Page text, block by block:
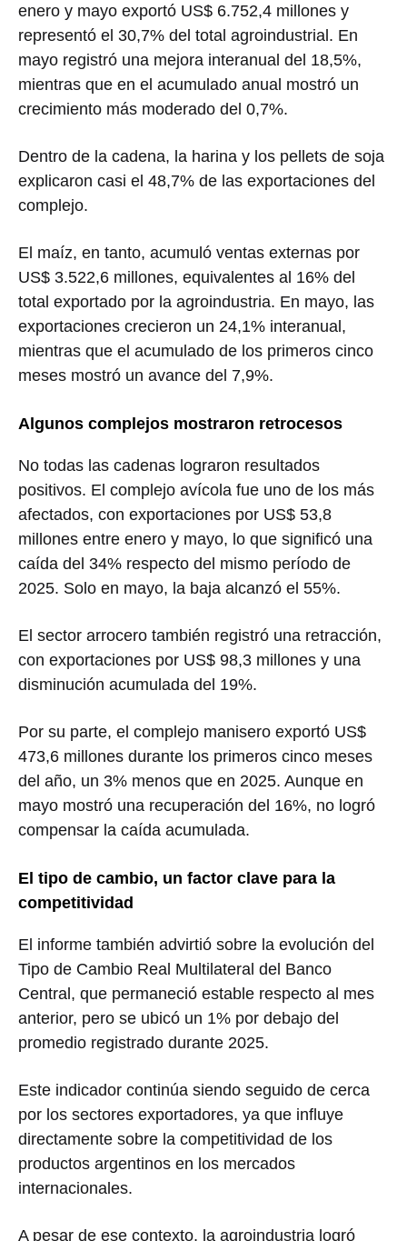
enero y mayo exportó US$ 6.752,4 millones y
representó el 30,7% del total agroindustrial. En
mayo registró una mejora interanual del 18,5%,
mientras que en el acumulado anual mostró un
crecimiento más moderado del 0,7%.
Dentro de la cadena, la harina y los pellets de soja
explicaron casi el 48,7% de las exportaciones del
complejo.
El maíz, en tanto, acumuló ventas externas por
US$ 3.522,6 millones, equivalentes al 16% del
total exportado por la agroindustria. En mayo, las
exportaciones crecieron un 24,1% interanual,
mientras que el acumulado de los primeros cinco
meses mostró un avance del 7,9%.
Algunos complejos mostraron retrocesos
No todas las cadenas lograron resultados
positivos. El complejo avícola fue uno de los más
afectados, con exportaciones por US$ 53,8
millones entre enero y mayo, lo que significó una
caída del 34% respecto del mismo período de
2025. Solo en mayo, la baja alcanzó el 55%.
El sector arrocero también registró una retracción,
con exportaciones por US$ 98,3 millones y una
disminución acumulada del 19%.
Por su parte, el complejo manisero exportó US$
473,6 millones durante los primeros cinco meses
del año, un 3% menos que en 2025. Aunque en
mayo mostró una recuperación del 16%, no logró
compensar la caída acumulada.
El tipo de cambio, un factor clave para la
competitividad
El informe también advirtió sobre la evolución del
Tipo de Cambio Real Multilateral del Banco
Central, que permaneció estable respecto al mes
anterior, pero se ubicó un 1% por debajo del
promedio registrado durante 2025.
Este indicador continúa siendo seguido de cerca
por los sectores exportadores, ya que influye
directamente sobre la competitividad de los
productos argentinos en los mercados
internacionales.
A pesar de ese contexto, la agroindustria logró